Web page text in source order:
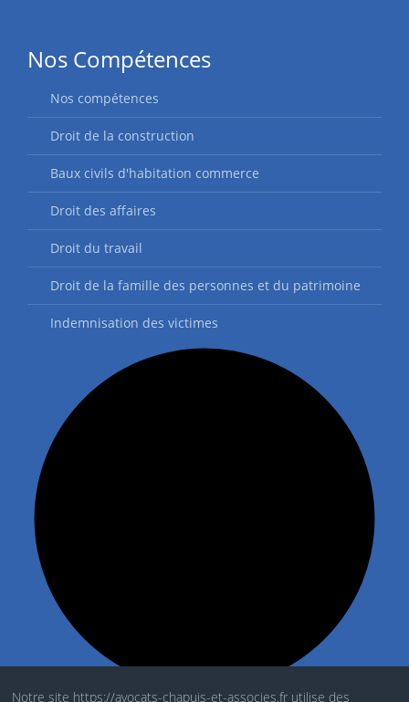
Nos Compétences
Nos compétences
Droit de la construction
Baux civils d'habitation commerce
Droit des affaires
Droit du travail
Droit de la famille des personnes et du patrimoine
Indemnisation des victimes
Notre site https://avocats-chapuis-et-associes.fr utilise des